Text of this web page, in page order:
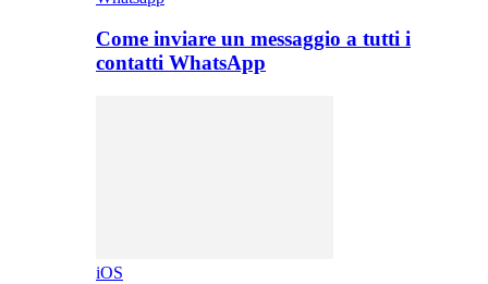
Come inviare un messaggio a tutti i
contatti WhatsApp
iOS